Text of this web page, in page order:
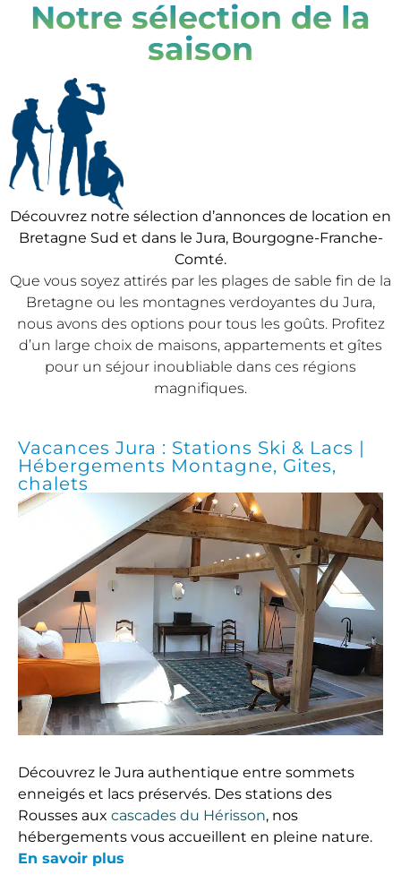
Notre sélection de la
saison
Découvrez notre sélection d’annonces de location en
Bretagne Sud et dans le Jura, Bourgogne-Franche-
Comté.
Que vous soyez attirés par les plages de sable fin de la
Bretagne ou les montagnes verdoyantes du Jura,
nous avons des options pour tous les goûts. Profitez
d’un large choix de maisons, appartements et gîtes
pour un séjour inoubliable dans ces régions
magnifiques.
Vacances Jura : Stations Ski & Lacs |
Hébergements Montagne, Gites,
chalets
Découvrez le Jura authentique entre sommets
enneigés et lacs préservés. Des stations des
Rousses aux cascades du Hérisson, nos
hébergements vous accueillent en pleine nature.
En savoir plus